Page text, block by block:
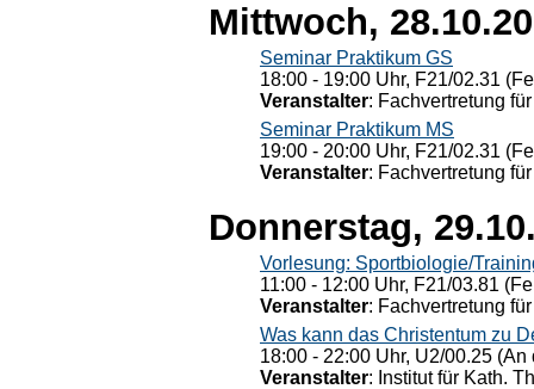
Mittwoch,
Seminar Praktikum GS
18:00 - 19:00 Uhr, F21/02.31
Veranstalter: Fachvertretung
Seminar Praktikum MS
19:00 - 20:00 Uhr, F21/02.31
Veranstalter: Fachvertretung
Donnerstag,
Vorlesung: Sportbiologie/
11:00 - 12:00 Uhr, F21/03.81
Veranstalter: Fachvertretung
Was kann das Christentum zu
18:00 - 22:00 Uhr, U2/00.25
Veranstalter: Institut für Kath.